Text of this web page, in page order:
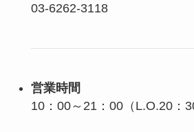
03-6262-3118
営業時間
10：00～21：00（L.O.20：